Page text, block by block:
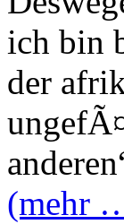
ich bin
der
(mehr